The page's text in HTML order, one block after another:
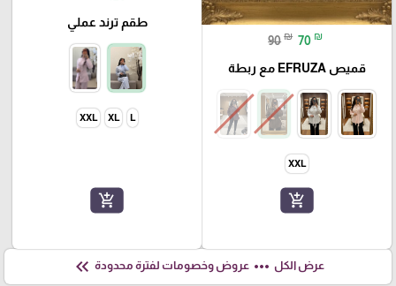
90 ₪ 70 ₪
قميص EFRUZA مع ربطة
XXL
add_shopping_cart
طقم ترند عملي
L
XL
XXL
add_shopping_cart
عرض الكل more_horiz عروض وخصومات لفترة محدودة keyboard_double_arrow_left